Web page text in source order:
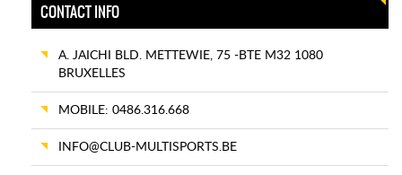
CONTACT INFO
A. JAICHI BLD. METTEWIE, 75 -BTE M32 1080
BRUXELLES
MOBILE: 0486.316.668
INFO@CLUB-MULTISPORTS.BE